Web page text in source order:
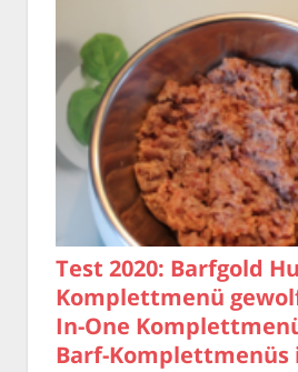
Test 2020: Barfgold
Komplettmenü
In-One
Barf-Komplettmenüs